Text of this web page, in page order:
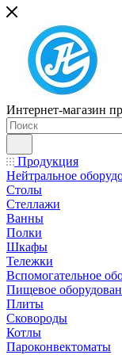
Интернет-магазин
Продукция
Нейтральное
Столы
Стеллажи
Ванны
Полки
Шкафы
Тележки
Вспомогательное
Пищевое
Плиты
Сковороды
Котлы
Пароконвектоматы